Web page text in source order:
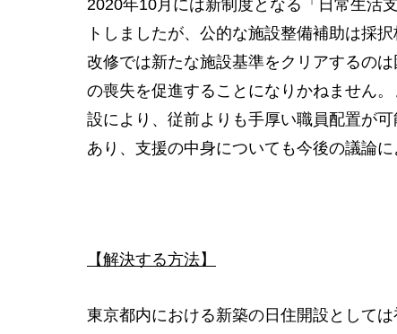
2020年10月には新制度となる「日常生活
トしましたが、公的な施設整備補助は採
改修では新たな施設基準をクリアするの
の喪失を促進することになりかねません
設により、従前よりも手厚い職員配置が
あり、支援の中身についても今後の議論に
【解決する方法】
東京都内における新築の日住開設として